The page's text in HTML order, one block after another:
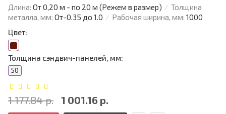
Длина: От 0,20 м - по 20 м (Режем в размер)
Толщина
металла, мм: От-0.35 до 1.0 Рабочая ширина, мм: 1000
Цвет:
Толщина сэндвич-панелей, мм:
50
1 177.84 р. 1 001.16 р.